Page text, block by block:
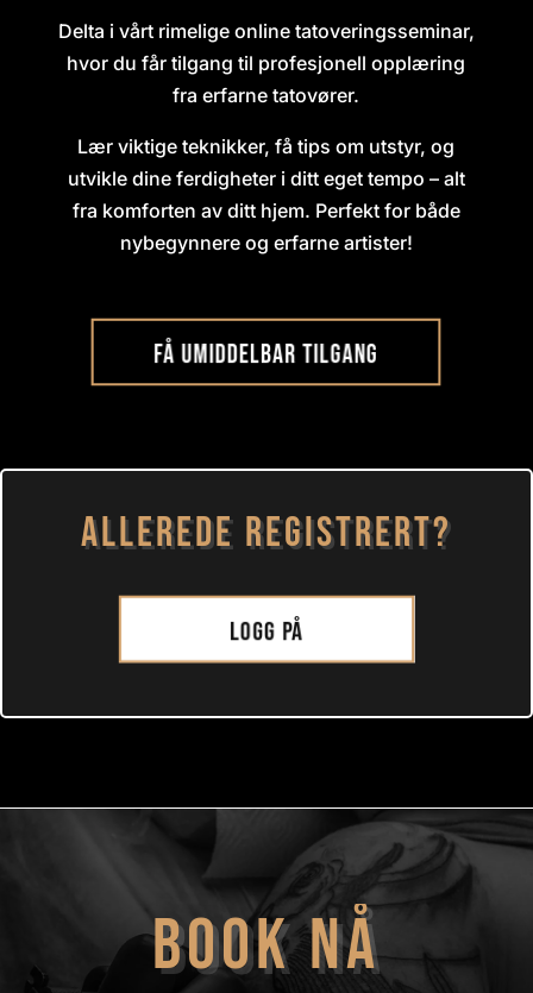
Delta i vårt rimelige online tatoveringsseminar,
hvor du får tilgang til profesjonell opplæring
fra erfarne tatovører.
Lær viktige teknikker, få tips om utstyr, og
utvikle dine ferdigheter i ditt eget tempo – alt
fra komforten av ditt hjem. Perfekt for både
nybegynnere og erfarne artister!
FÅ UMIDDELBAR TILGANG
ALLEREDE REGISTRERT?
Logg på
BOOK NÅ